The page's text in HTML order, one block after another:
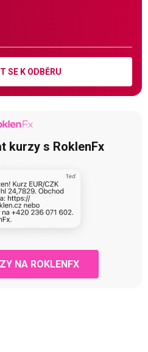
SE K ODBĚRU
kurzy s RoklenFx
NA ROKLENFX